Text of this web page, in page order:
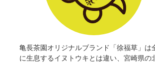
亀長茶園オリジナルブランド「徐福草」は
に生息するイヌトウキとは違い、宮崎県の